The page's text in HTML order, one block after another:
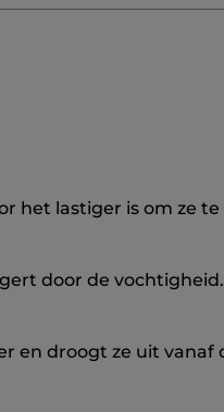
het lastiger is om ze te
door de
en droogt ze uit vanaf